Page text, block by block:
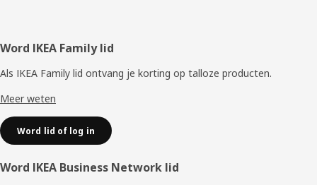
Voettekst
Word IKEA Family lid
Als IKEA Family lid ontvang je korting op talloze producten.
Meer weten
Word lid of log in
Word IKEA Business Network lid